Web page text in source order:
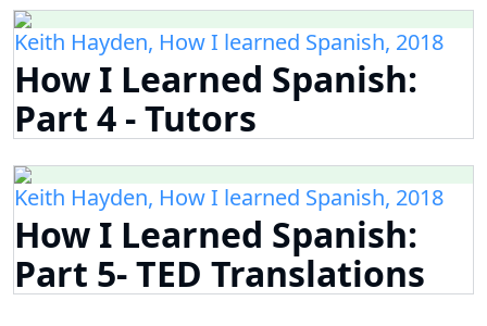
Keith Hayden, How I learned Spanish, 2018
How I Learned Spanish:
Part 4 - Tutors
Keith Hayden, How I learned Spanish, 2018
How I Learned Spanish:
Part 5- TED Translations